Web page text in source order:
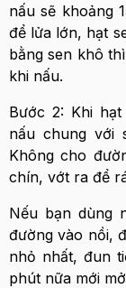
nấu sẽ khoảng
để lửa lớn, hạt
bằng sen khô
khi nấu.
Bước 2: Khi
nấu chung với
Không cho
chín, vớt ra để
Nếu bạn dùng
đường vào nồi,
nhỏ nhất, đun
phút nữa mới